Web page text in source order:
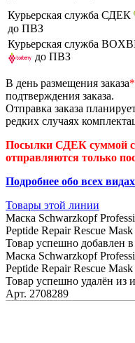
Курьерская служба СДЕК
до ПВЗ
Курьерская служба
до ПВЗ
В день размещения заказа*
подтверждения заказа.
Отправка заказа
редких случаях
Посылки СДЕК суммой
отправляются только
Подробнее обо всех
Товары этой линии
Маска Schwarzkopf
Peptide Repair Rescue
Товар успешно добавлен
Маска Schwarzkopf
Peptide Repair Rescue
Товар успешно удалён из
Арт. 2708289